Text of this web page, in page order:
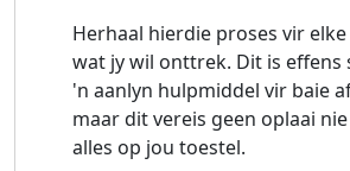
Herhaal hierdie proses vir
wat jy wil onttrek. Dit is effens
'n aanlyn hulpmiddel vir baie
maar dit vereis geen oplaai
alles op jou toestel.